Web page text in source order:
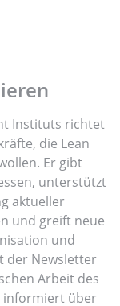
Instituts richtet
die Lean
Er gibt
unterstützt
aktueller
und greift neue
und
der Newsletter
Arbeit des
informiert über